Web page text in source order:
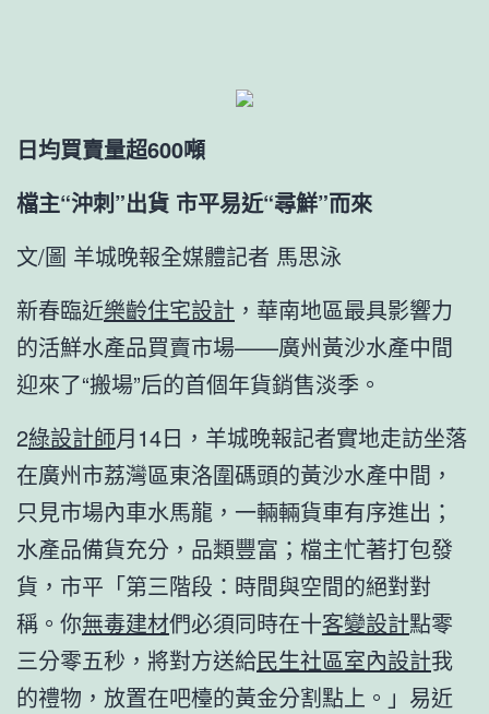
日均買賣量超600噸
檔主“沖刺”出貨 市平易近“尋鮮”而來
文/圖 羊城晚報全媒體記者 馬思泳
新春臨近樂齡住宅設計 ，華南地區最具影響力
的活鮮水產品買賣市場——廣州黃沙水產中間
迎來了“搬場”后的首個年貨銷售淡季。
2綠設計師月14日，羊城晚報記者實地走訪坐落
在廣州市荔灣區東洛圍碼頭的黃沙水產中間，
只見市場內車水馬龍，一輛輛貨車有序進出；
水產品備貨充分，品類豐富；檔主忙著打包發
貨，市平「第三階段：時間與空間的絕對對
稱。你無毒建材們必須同時在十客變設計點零
三分零五秒，將對方送給民生社區室內設計我
的禮物，放置在吧檯的黃金分割點上。」易近